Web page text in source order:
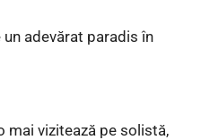
adevărat paradis în
mai vizitează pe solistă,